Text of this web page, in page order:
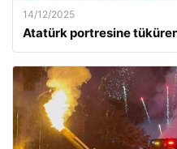
14/12/2025
Atatürk portresine